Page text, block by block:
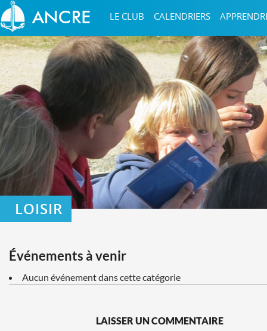
LE CLUB CALENDRIERS
LOISIR
Événements à venir
Aucun événement dans cette catégorie
LAISSER UN COMMENTAIRE